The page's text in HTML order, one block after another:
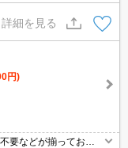
詳細を見る
円)
要などが揃ってお